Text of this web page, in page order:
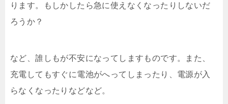
ります。もしかしたら急に使えなくなったりしないだ
ろうか？
など、誰しもが不安になってしますものです。また、
充電してもすぐに電池がへってしまったり、電源が入
らなくなったりなどなど。